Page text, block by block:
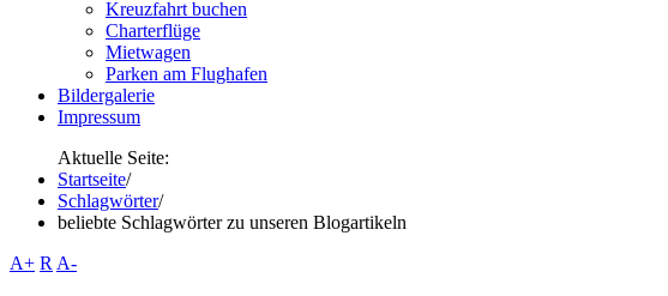
Kreuzfahrt buchen
Charterflüge
Mietwagen
Parken am Flughafen
Bildergalerie
Impressum
Aktuelle Seite:
Startseite/
Schlagwörter/
beliebte Schlagwörter zu unseren Blogartikeln
A+ R A-